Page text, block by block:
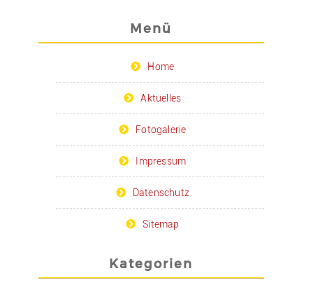
Menü
Home
Aktuelles
Fotogalerie
Impressum
Datenschutz
Sitemap
Kategorien